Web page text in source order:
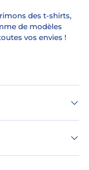
des t-shirts,
de modèles
vos envies !